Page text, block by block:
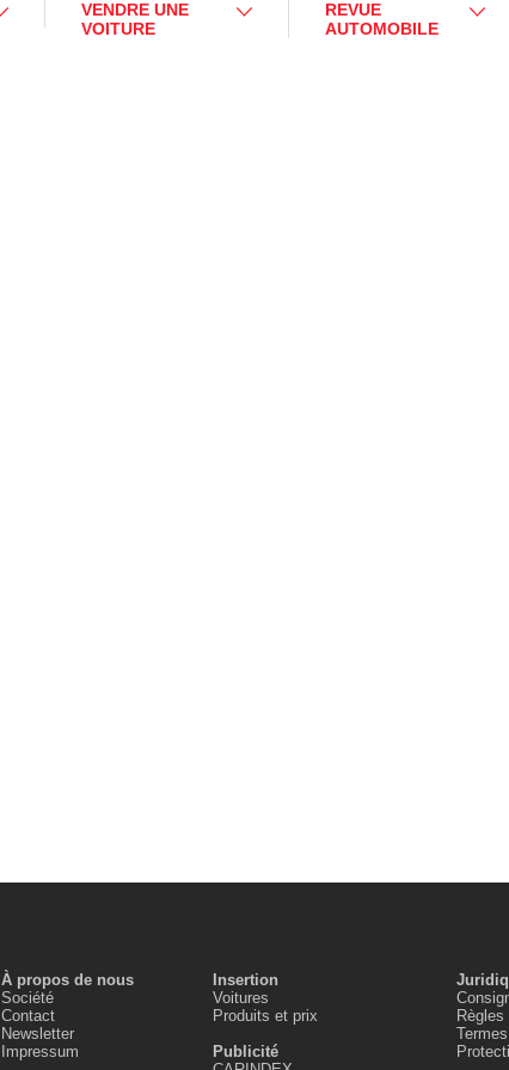
VENDRE UNE
VOITURE
REVUE
AUTOMOBILE
À propos de nous
Société
Contact
Newsletter
Impressum
Insertion
Voitures
Produits et prix
Publicité